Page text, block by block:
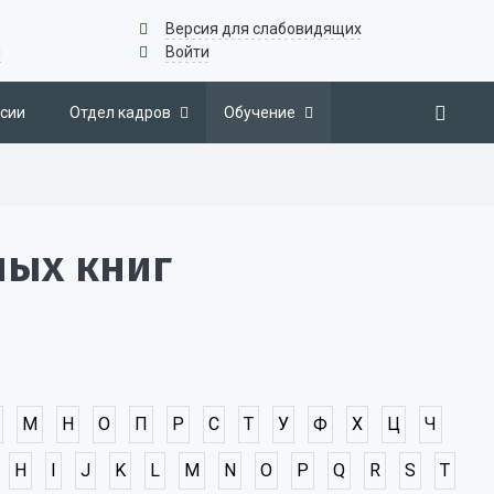
Версия для слабовидящих
Войти
Отдел кадров Обучение
книг
М Н О П Р С Т У Ф Х Ц Ч
H I J K L M N O P Q R S T